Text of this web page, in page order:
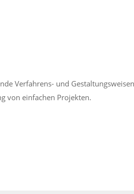
Verfahrens- und
von einfachen Projekten.